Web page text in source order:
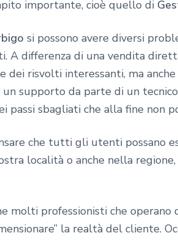
importante, cioè quello di
si possono avere diversi
A differenza di una vendita
dei risvolti interessanti, ma
supporto da parte di un
passi sbagliati che alla fine non
che tutti gli utenti possano
località o anche nella
molti professionisti che
la realtà del cliente.